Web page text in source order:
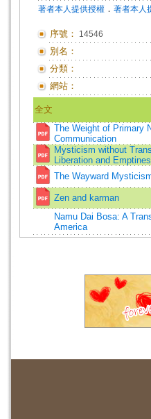
著者本人提供授權 ． 著者本人
序號： 14546
別名：
分類：
網站：
全文
The Weight of Primary
Communication
Mysticism without
Liberation and
The Wayward
Zen and karman
Namu Dai Bosa: A
America